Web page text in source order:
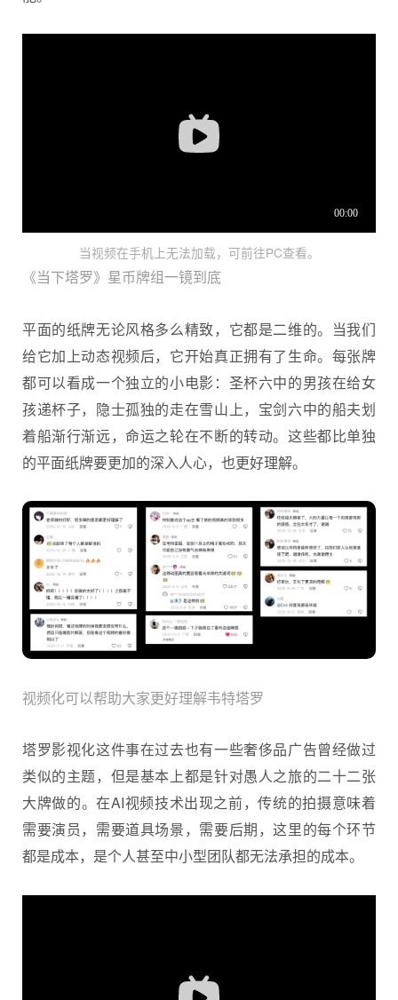
当视频在手机上无法加载，可前往PC查看。
《当下塔罗》星币牌组一镜到底
平面的纸牌无论风格多么精致，它都是二维的。当我们
给它加上动态视频后，它开始真正拥有了生命。每张牌
都可以看成一个独立的小电影：圣杯六中的男孩在给女
孩递杯子，隐士孤独的走在雪山上，宝剑六中的船夫划
着船渐行渐远，命运之轮在不断的转动。这些都比单独
的平面纸牌要更加的深入人心，也更好理解。
视频化可以帮助大家更好理解韦特塔罗
塔罗影视化这件事在过去也有一些奢侈品广告曾经做过
类似的主题，但是基本上都是针对愚人之旅的二十二张
大牌做的。在AI视频技术出现之前，传统的拍摄意味着
需要演员，需要道具场景，需要后期，这里的每个环节
都是成本，是个人甚至中小型团队都无法承担的成本。